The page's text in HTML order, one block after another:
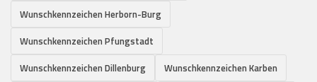
Wunschkennzeichen Herborn-Burg
Wunschkennzeichen Pfungstadt
Wunschkennzeichen Dillenburg
Wunschkennzeichen Karben